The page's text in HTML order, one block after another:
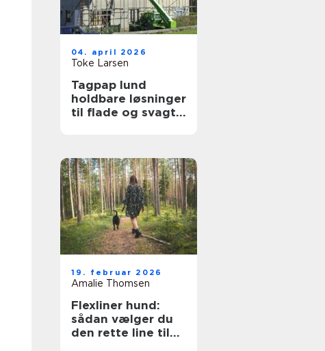
04. april 2026
Toke Larsen
Tagpap lund
holdbare løsninger
til flade og svagt
19. februar 2026
Amalie Thomsen
Flexliner hund:
sådan vælger du
den rette line til